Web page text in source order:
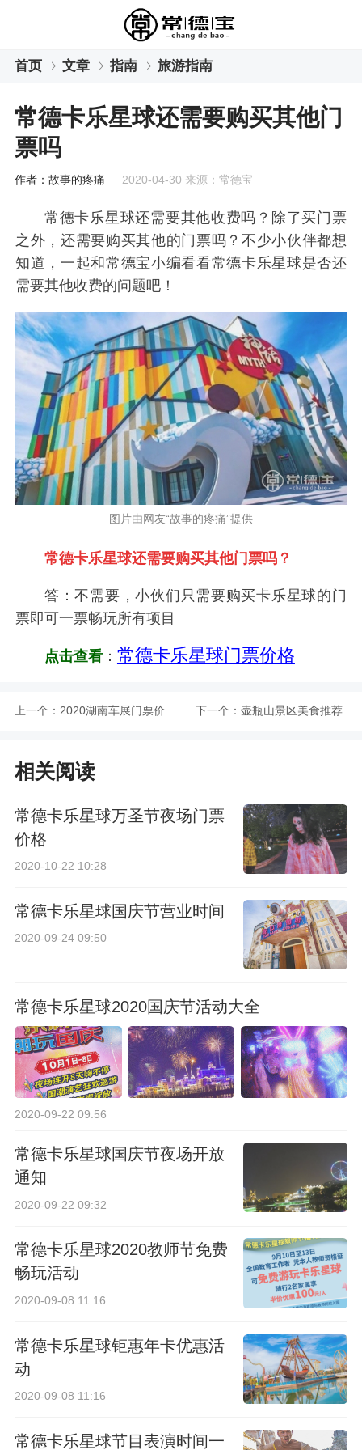
首页 文章 指南 旅游指南
常德卡乐星球还需要购买其他门
票吗
作者：故事的疼痛 2020-04-30 来源：常德宝
常德卡乐星球还需要其他收费吗？除了买门票
之外，还需要购买其他的门票吗？不少小伙伴都想
知道，一起和常德宝小编看看常德卡乐星球是否还
需要其他收费的问题吧！
图片由网友“故事的疼痛”提供
常德卡乐星球还需要购买其他门票吗？
答：不需要，小伙们只需要购买卡乐星球的门
票即可一票畅玩所有项目
点击查看： 常德卡乐星球门票价格
上一个： 2020湖南车展门票价 下一个： 壶瓶山景区美食推荐
相关阅读
常德卡乐星球万圣节夜场门票
价格
2020-10-22 10:28
常德卡乐星球国庆节营业时间
2020-09-24 09:50
常德卡乐星球2020国庆节活动大全
2020-09-22 09:56
常德卡乐星球国庆节夜场开放
通知
2020-09-22 09:32
常德卡乐星球2020教师节免费
畅玩活动
2020-09-08 11:16
常德卡乐星球钜惠年卡优惠活
动
2020-09-08 11:16
常德卡乐星球节目表演时间一